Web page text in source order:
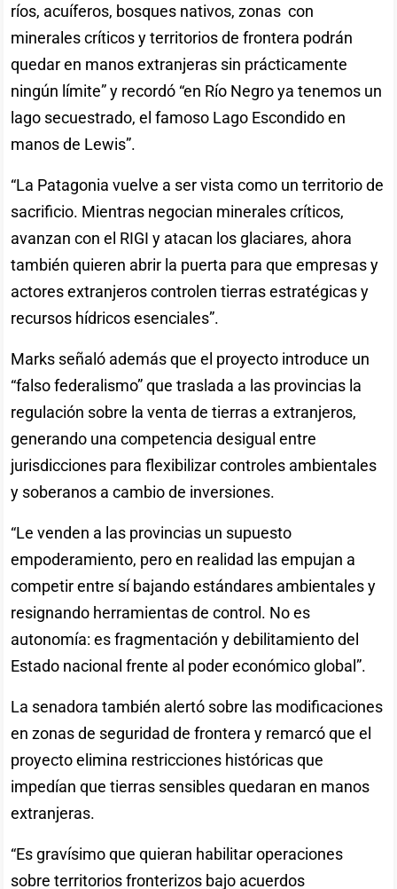
ríos, acuíferos, bosques nativos, zonas con
minerales críticos y territorios de frontera podrán
quedar en manos extranjeras sin prácticamente
ningún límite” y recordó “en Río Negro ya tenemos un
lago secuestrado, el famoso Lago Escondido en
manos de Lewis”.
“La Patagonia vuelve a ser vista como un territorio de
sacrificio. Mientras negocian minerales críticos,
avanzan con el RIGI y atacan los glaciares, ahora
también quieren abrir la puerta para que empresas y
actores extranjeros controlen tierras estratégicas y
recursos hídricos esenciales”.
Marks señaló además que el proyecto introduce un
“falso federalismo” que traslada a las provincias la
regulación sobre la venta de tierras a extranjeros,
generando una competencia desigual entre
jurisdicciones para flexibilizar controles ambientales
y soberanos a cambio de inversiones.
“Le venden a las provincias un supuesto
empoderamiento, pero en realidad las empujan a
competir entre sí bajando estándares ambientales y
resignando herramientas de control. No es
autonomía: es fragmentación y debilitamiento del
Estado nacional frente al poder económico global”.
La senadora también alertó sobre las modificaciones
en zonas de seguridad de frontera y remarcó que el
proyecto elimina restricciones históricas que
impedían que tierras sensibles quedaran en manos
extranjeras.
“Es gravísimo que quieran habilitar operaciones
sobre territorios fronterizos bajo acuerdos